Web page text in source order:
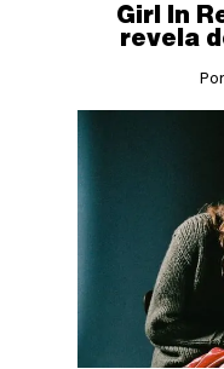
Girl In
revela